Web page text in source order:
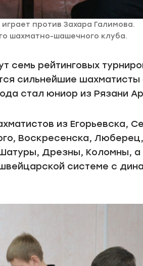
против Захара Галимова.
шахматно-шашечного клуба.
семь рейтинговых
сильнейшие шахматисты
стал юниор из Рязани
из Егорьевска,
Воскресенска,
Дрезны, Коломны,
системе с